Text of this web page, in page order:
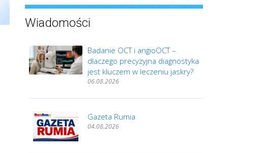
Wiadomości
Badanie OCT i angioOCT –
dlaczego precyzyjna diagnostyka
jest kluczem w leczeniu jaskry?
06.08.2026
Gazeta Rumia
04.08.2026